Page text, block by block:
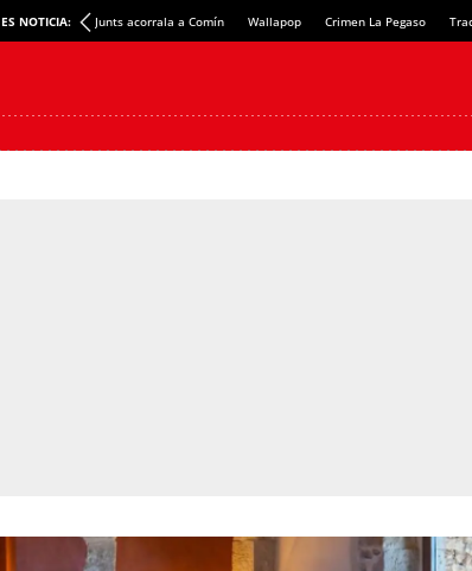
ES NOTICIA: Junts acorrala a Comín Wallapop Crimen La Pegaso